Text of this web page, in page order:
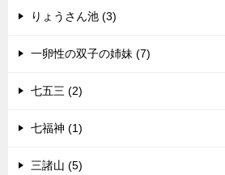
りょうさん池 (3)
一卵性の双子の姉妹 (7)
七五三 (2)
七福神 (1)
三諸山 (5)